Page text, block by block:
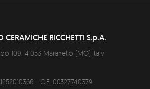
CERAMICHE RICCHETTI S.p.A.
109, 41053 Maranello (MO) Italy
- C.F. 00327740379